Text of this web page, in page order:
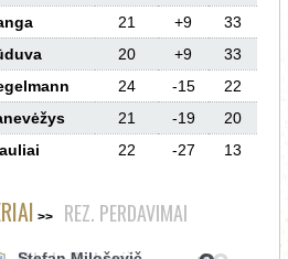
21 +9
33
20 +9
33
24 -15
22
21 -19
20
22 -27 13
REZ. PERDAVIMAI